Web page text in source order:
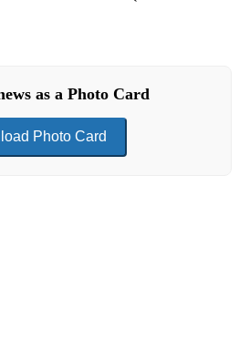
as a Photo Card
Photo Card